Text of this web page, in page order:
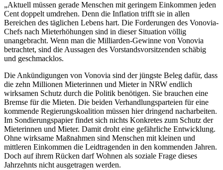
„Aktuell müssen gerade Menschen mit geringem Einkommen jeden
Cent doppelt umdrehen. Denn die Inflation trifft sie in allen
Bereichen des täglichen Lebens hart. Die Forderungen des Vonovia-
Chefs nach Mieterhöhungen sind in dieser Situation völlig
unangebracht. Wenn man die Milliarden-Gewinne von Vonovia
betrachtet, sind die Aussagen des Vorstandsvorsitzenden schäbig
und geschmacklos.
Die Ankündigungen von Vonovia sind der jüngste Beleg dafür, dass
die zehn Millionen Mieterinnen und Mieter in NRW endlich
wirksamen Schutz durch die Politik benötigen. Sie brauchen eine
Bremse für die Mieten. Die beiden Verhandlungsparteien für eine
kommende Regierungskoalition müssen hier dringend nacharbeiten.
Im Sondierungspapier findet sich nichts Konkretes zum Schutz der
Mieterinnen und Mieter. Damit droht eine gefährliche Entwicklung.
Ohne wirksame Maßnahmen sind Menschen mit kleinen und
mittleren Einkommen die Leidtragenden in den kommenden Jahren.
Doch auf ihrem Rücken darf Wohnen als soziale Frage dieses
Jahrzehnts nicht ausgetragen werden.